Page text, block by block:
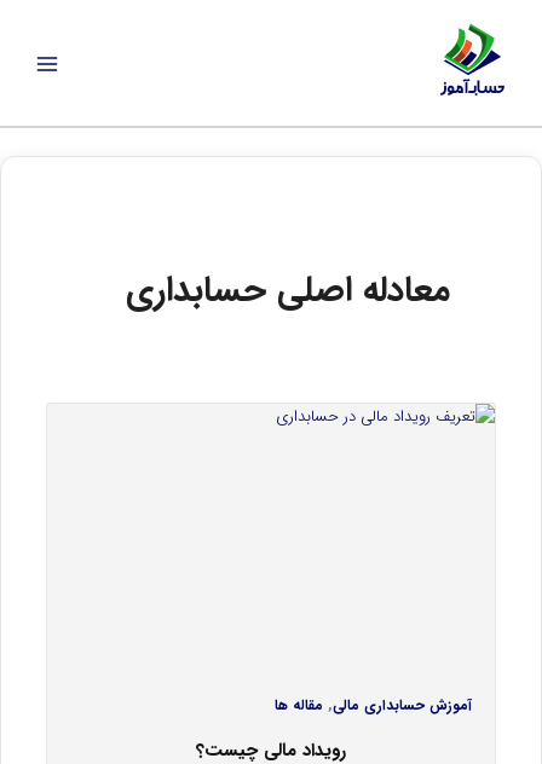
معادله اصلی حسابداری
آموزش حسابداری مالی, مقاله ها
رویداد مالی چیست؟